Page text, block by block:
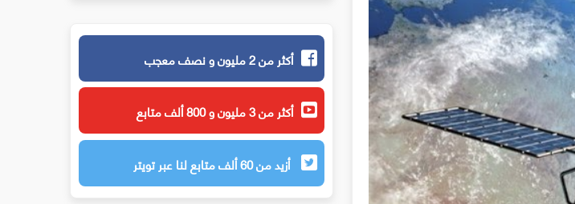
أكثر من 2 مليون و نصف معجب
أكثر من 3 مليون و 800 ألف متابع
أزيد من 60 ألف متابع لنا عبر تويتر